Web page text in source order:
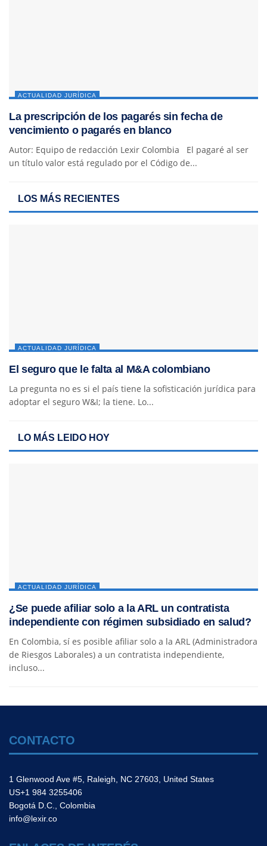
ACTUALIDAD JURÍDICA
La prescripción de los pagarés sin fecha de
vencimiento o pagarés en blanco
Autor: Equipo de redacción Lexir Colombia El pagaré al ser
un título valor está regulado por el Código de...
LOS MÁS RECIENTES
ACTUALIDAD JURÍDICA
El seguro que le falta al M&A colombiano
La pregunta no es si el país tiene la sofisticación jurídica para
adoptar el seguro W&I; la tiene. Lo...
LO MÁS LEIDO HOY
ACTUALIDAD JURÍDICA
¿Se puede afiliar solo a la ARL un contratista
independiente con régimen subsidiado en salud?
En Colombia, sí es posible afiliar solo a la ARL (Administradora
de Riesgos Laborales) a un contratista independiente,
incluso...
CONTACTO
1 Glenwood Ave #5, Raleigh, NC 27603, United States
US+1 984 3255406
Bogotá D.C., Colombia
info@lexir.co